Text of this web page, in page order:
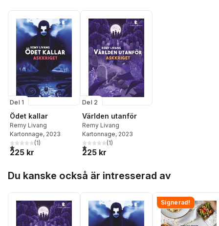
Del 1
Ödet kallar
Remy Livang
Kartonnage, 2023
1,0utav 5 stjärnor. Totalt antal röster:
(1)
225 kr
Del 2
Världen utanför
Remy Livang
Kartonnage, 2023
1,0utav 5 stjärnor. Totalt antal röster:
(1)
225 kr
Du kanske också är intresserad av
Signerad!